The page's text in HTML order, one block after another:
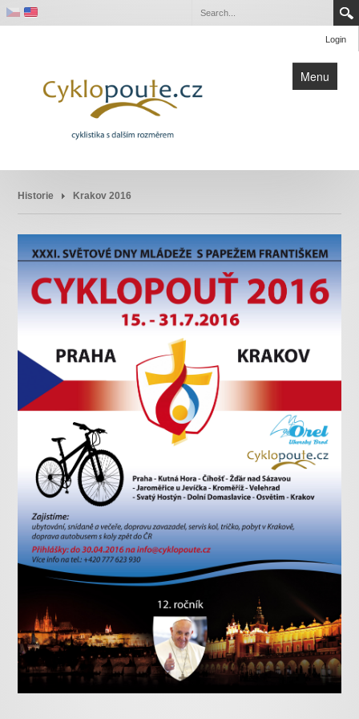
Login
Menu
Slovensko 2026
Řím 2025
Historie
Kontakt
Historie Krakov 2016